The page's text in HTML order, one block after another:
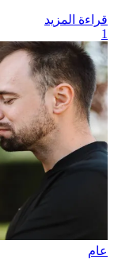
قراءة المزيد
1
عام